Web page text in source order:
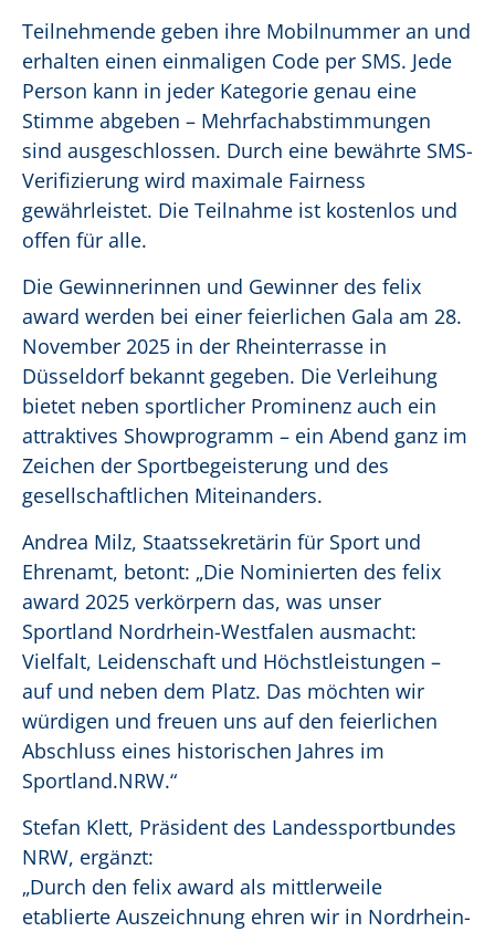
Teilnehmende geben ihre Mobilnummer an und
erhalten einen einmaligen Code per SMS. Jede
Person kann in jeder Kategorie genau eine
Stimme abgeben – Mehrfachabstimmungen
sind ausgeschlossen. Durch eine bewährte SMS-
Verifizierung wird maximale Fairness
gewährleistet. Die Teilnahme ist kostenlos und
offen für alle.
Die Gewinnerinnen und Gewinner des felix
award werden bei einer feierlichen Gala am 28.
November 2025 in der Rheinterrasse in
Düsseldorf bekannt gegeben. Die Verleihung
bietet neben sportlicher Prominenz auch ein
attraktives Showprogramm – ein Abend ganz im
Zeichen der Sportbegeisterung und des
gesellschaftlichen Miteinanders.
Andrea Milz, Staatssekretärin für Sport und
Ehrenamt, betont: „Die Nominierten des felix
award 2025 verkörpern das, was unser
Sportland Nordrhein-Westfalen ausmacht:
Vielfalt, Leidenschaft und Höchstleistungen –
auf und neben dem Platz. Das möchten wir
würdigen und freuen uns auf den feierlichen
Abschluss eines historischen Jahres im
Sportland.NRW.“
Stefan Klett, Präsident des Landessportbundes
NRW, ergänzt:
„Durch den felix award als mittlerweile
etablierte Auszeichnung ehren wir in Nordrhein-